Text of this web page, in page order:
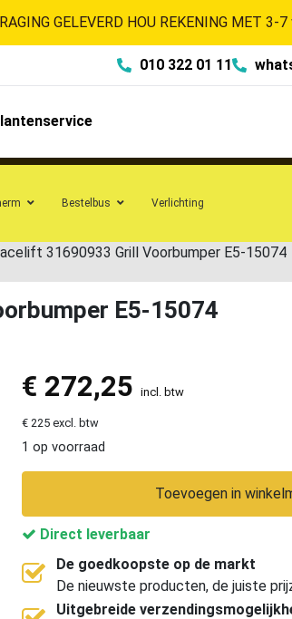
GELEVERD HOU REKENING MET 3-
010 322 01 11
Bestelbus Verlichting
31690933 Grill Voorbumper E5-15074
E5-15074
€ 272,25 incl. btw
€ 225 excl. btw
1 op voorraad
Toevoegen in
Direct leverbaar
De goedkoopste op de markt
De nieuwste producten, de juiste
Uitgebreide